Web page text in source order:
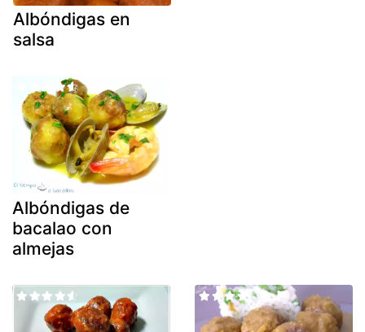
Albóndigas en
salsa
Albóndigas de
bacalao con
almejas